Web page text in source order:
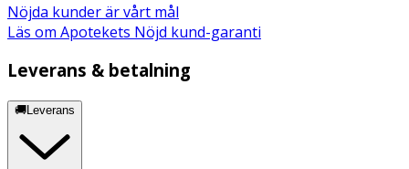
Nöjda kunder är vårt mål
Läs om Apotekets Nöjd kund-garanti
Leverans & betalning
🚚Leverans